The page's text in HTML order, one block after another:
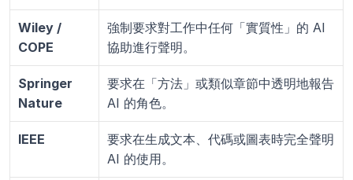
Wiley /
COPE
強制要求對工作中任何「實質性」的 AI
協助進行聲明。
Springer
Nature
要求在「方法」或類似章節中透明地報告
AI 的角色。
IEEE
要求在生成文本、代碼或圖表時完全聲明
AI 的使用。